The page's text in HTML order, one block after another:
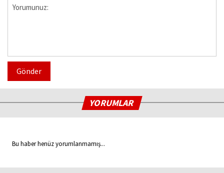
Gönder
YORUMLAR
Bu haber henüz yorumlanmamış...